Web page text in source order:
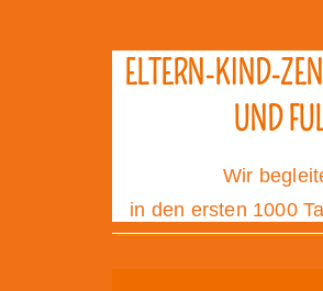
ELTERN-KIND-
UND
Wir
in den ersten 1000